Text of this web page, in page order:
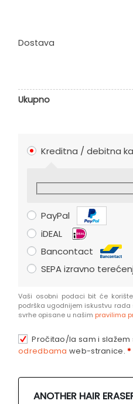
Dostava
Ukupno
Kreditna / debitna
PayPal
iDEAL
Bancontact
SEPA izravno
Vaši osobni podaci bit će
podrška ugodnijem iskustvu
svrhe opisane u našim pravilima
Pročitao/la sam i
odredbama web-stranice. *
ANOTHER HAIR